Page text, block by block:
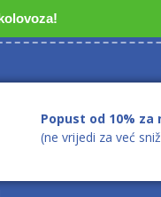
Popust od 10% za
(ne vrijedi za već